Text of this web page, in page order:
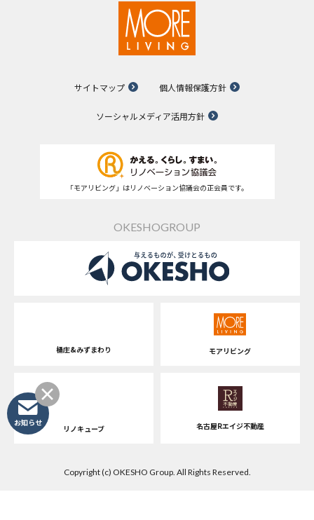
サイトマップ 個人情報保護方針
ソーシャルメディア活用方針
「モアリビング」はリノベーション協議会の正会員です。
OKESHOGROUP
桶庄&みずまわり モアリビング
リノキューブ 名古屋Rエイジ不動産
Copyright (c) OKESHO Group. All Rights Reserved.
お知らせ